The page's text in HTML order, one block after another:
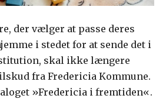
der vælger at passe deres
i stedet for at sende det i
skal ikke længere
fra Fredericia Kommune.
»Fredericia i fremtiden«.